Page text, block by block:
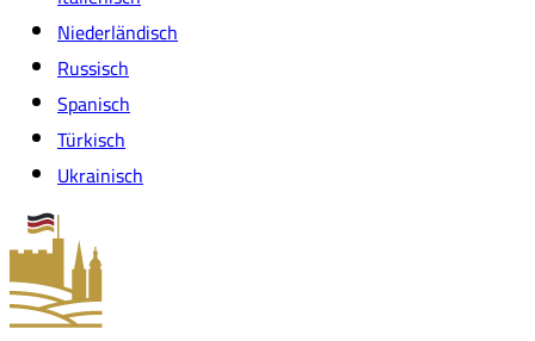
Niederländisch
Russisch
Spanisch
Türkisch
Ukrainisch